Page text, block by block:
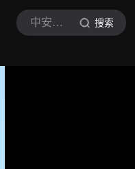
中安在线 搜索